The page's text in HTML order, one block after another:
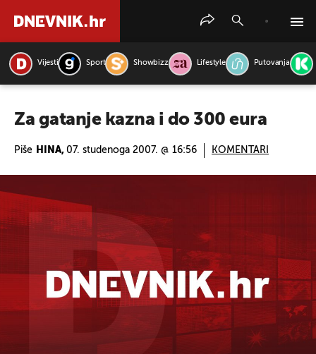
Vijesti Sport Showbizz Lifestyle Putovanja
Za gatanje kazna i do 300 eura
Piše HINA, 07. studenoga 2007. @ 16:56 KOMENTARI
PRETRAŽITE VIJESTI